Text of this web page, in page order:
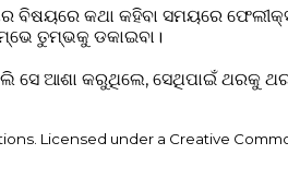
ବିଷୟରେ କଥା କହିବା ସମୟରେ
ତୁମ୍ଭକୁ ଡକାଇବା।
ସେ ଆଶା କରୁଥିଲେ, ସେଥିପାଇଁ ଥରକୁ ଥର
Licensed under a Creative